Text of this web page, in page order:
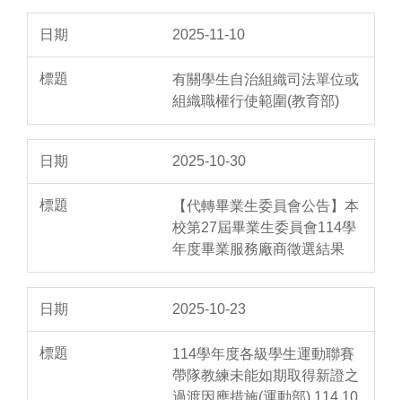
2025-11-10
有關學生自治組織司法單位或
組織職權行使範圍(教育部)
2025-10-30
【代轉畢業生委員會公告】本
校第27屆畢業生委員會114學
年度畢業服務廠商徵選結果
2025-10-23
114學年度各級學生運動聯賽
帶隊教練未能如期取得新證之
過渡因應措施(運動部) 114.10.